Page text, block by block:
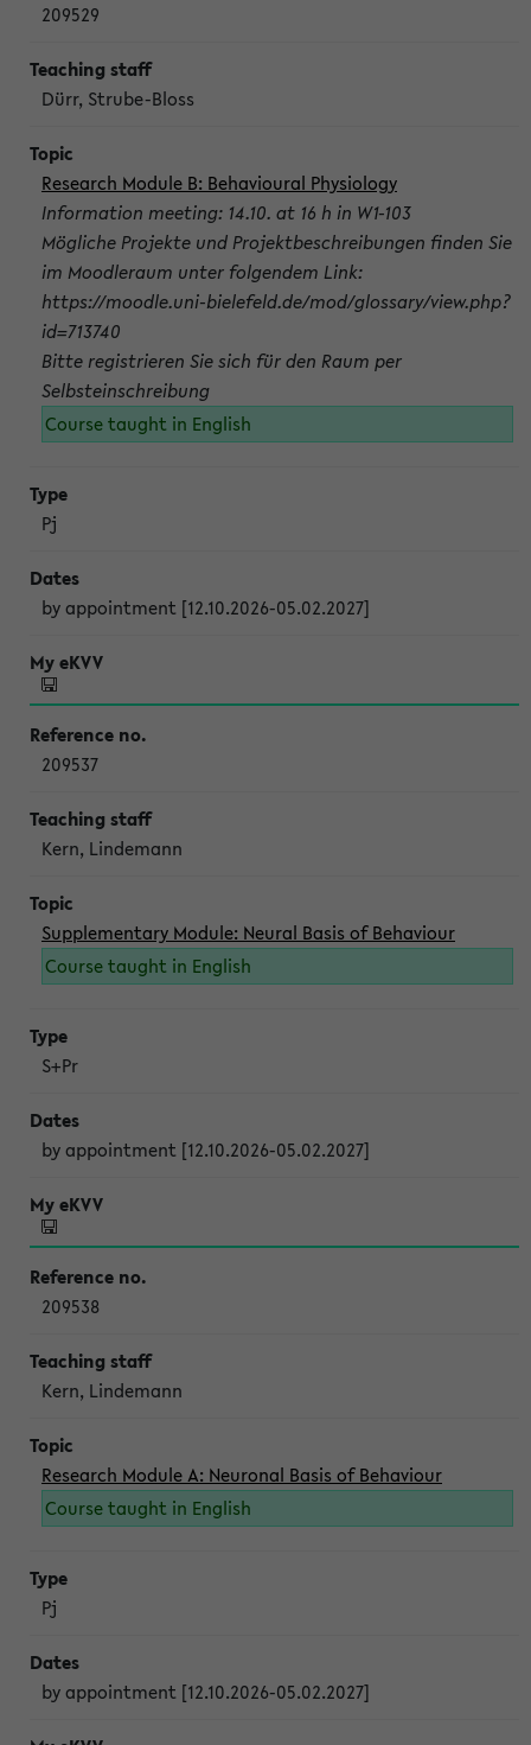
209529
Dürr, Strube-Bloss
Research Module B: Behavioural Physiology
Information meeting: 14.10. at 16 h in W1-103
Mögliche Projekte und Projektbeschreibungen finden Sie
im Moodleraum unter folgendem Link:
https://moodle.uni-bielefeld.de/mod/glossary/view.php?
id=713740
Bitte registrieren Sie sich für den Raum per
Selbsteinschreibung
Course taught in English
Pj
by appointment [12.10.2026-05.02.2027]
209537
Kern, Lindemann
Supplementary Module: Neural Basis of Behaviour
Course taught in English
S+Pr
by appointment [12.10.2026-05.02.2027]
209538
Kern, Lindemann
Research Module A: Neuronal Basis of Behaviour
Course taught in English
Pj
by appointment [12.10.2026-05.02.2027]